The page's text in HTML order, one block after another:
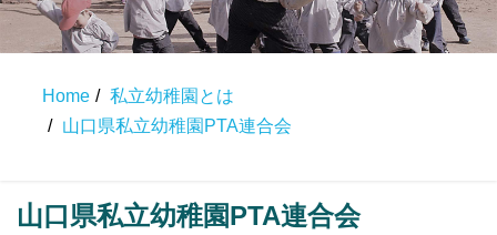
Home
私立幼稚園とは
山口県私立幼稚園PTA連合会
山口県私立幼稚園PTA連合会